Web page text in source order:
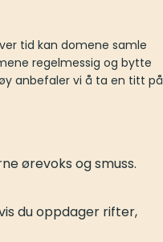
tid kan domene samle
regelmessig og bytte
anbefaler vi å ta en titt på
ørevoks og smuss.
du oppdager rifter,